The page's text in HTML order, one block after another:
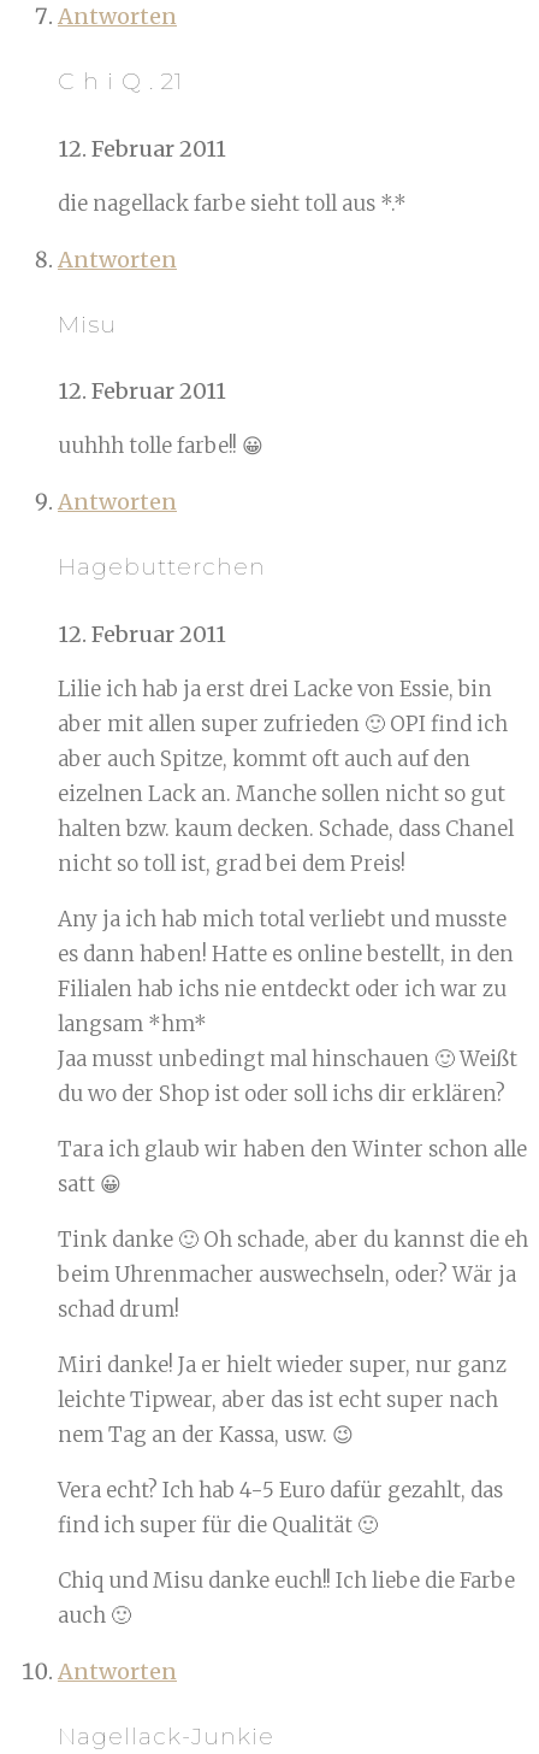
Antworten
C h i Q . 21
12. Februar 2011
die nagellack farbe sieht toll aus *.*
Antworten
Misu
12. Februar 2011
uuhhh tolle farbe!! 😀
Antworten
Hagebutterchen
12. Februar 2011
Lilie ich hab ja erst drei Lacke von Essie, bin
aber mit allen super zufrieden 🙂 OPI find ich
aber auch Spitze, kommt oft auch auf den
eizelnen Lack an. Manche sollen nicht so gut
halten bzw. kaum decken. Schade, dass Chanel
nicht so toll ist, grad bei dem Preis!
Any ja ich hab mich total verliebt und musste
es dann haben! Hatte es online bestellt, in den
Filialen hab ichs nie entdeckt oder ich war zu
langsam *hm*
Jaa musst unbedingt mal hinschauen 🙂 Weißt
du wo der Shop ist oder soll ichs dir erklären?
Tara ich glaub wir haben den Winter schon alle
satt 😀
Tink danke 🙂 Oh schade, aber du kannst die eh
beim Uhrenmacher auswechseln, oder? Wär ja
schad drum!
Miri danke! Ja er hielt wieder super, nur ganz
leichte Tipwear, aber das ist echt super nach
nem Tag an der Kassa, usw. 😉
Vera echt? Ich hab 4-5 Euro dafür gezahlt, das
find ich super für die Qualität 🙂
Chiq und Misu danke euch!! Ich liebe die Farbe
auch 🙂
Antworten
Nagellack-Junkie